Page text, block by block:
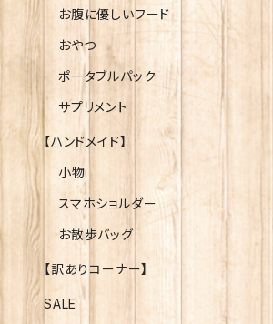
お腹に優しいフード
おやつ
ポータブルパック
サプリメント
【ハンドメイド】
小物
スマホショルダー
お散歩バッグ
【訳ありコーナー】
SALE